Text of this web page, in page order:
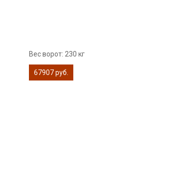
Вес ворот: 230 кг
67907 руб.